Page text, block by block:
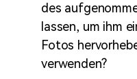
des
lassen, um ihm
Fotos
verwenden?